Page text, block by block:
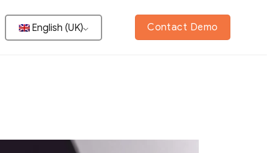
English (UK) Contact Demo